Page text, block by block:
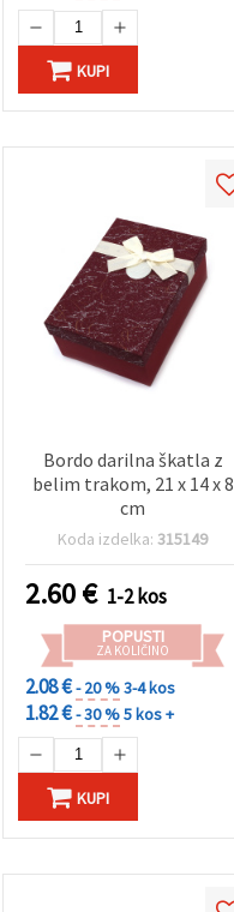
KUPI
Bordo darilna škatla z
belim trakom, 21 x 14 x 8
cm
Koda izdelka:315149
2.60€ 1-2 kos
POPUSTI
ZA KOLIČINO
2.08 €- 20 %3-4 kos
1.82 €- 30 %5 kos +
KUPI